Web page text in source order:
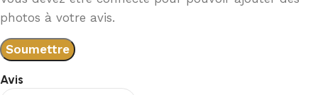
Avis
photos à votre avis.